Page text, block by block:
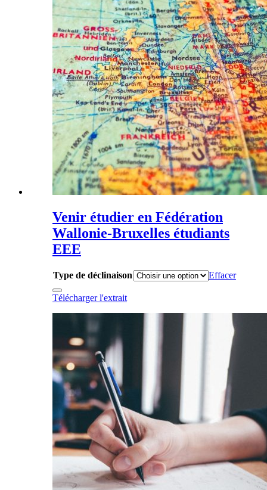
Venir étudier en Fédération
Wallonie-Bruxelles étudiants
EEE
Type de déclinaison Effacer
Télécharger l'extrait